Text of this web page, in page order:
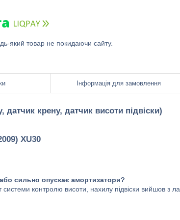
який товар не покидаючи сайту.
Інформація для замовлення
крену, датчик висоти підвіски)
XU30
сильно опускає амортизатори?
контролю висоти, нахилу підвіски вийшов з